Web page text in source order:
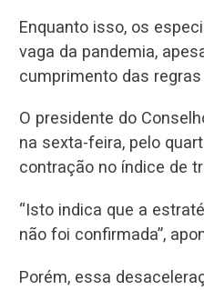
Enquanto isso, os
vaga da pandemia,
cumprimento das
O presidente do
na sexta-feira, pelo
contração no índice de
“Isto indica que a
não foi confirmada”,
Porém, essa